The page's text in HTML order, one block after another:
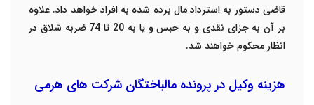
قاضی دستور به استرداد مال برده شده به افراد خواهد داد. علاوه
بر آن به جزای نقدی و به حبس و یا به 20 تا 74 ضربه شلاق در
انظار محکوم خواهند شد.
هزینه وکیل در پرونده مالباختگان شرکت های هرمی